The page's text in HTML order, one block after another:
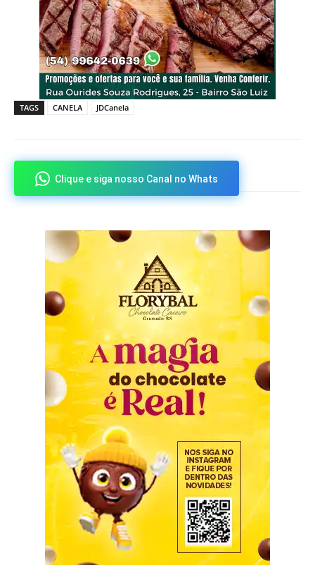
TAGS CANELA JDCanela
Clique e siga nosso Canal no Whats